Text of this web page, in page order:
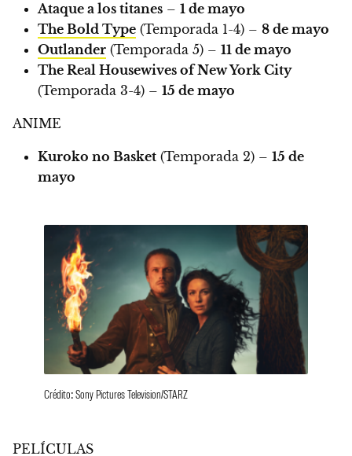
Ataque a los titanes – 1 de mayo
The Bold Type (Temporada 1-4) – 8 de mayo
Outlander (Temporada 5) – 11 de mayo
The Real Housewives of New York City
(Temporada 3-4) – 15 de mayo
ANIME
Kuroko no Basket (Temporada 2) – 15 de
mayo
Crédito: Sony Pictures Television/STARZ
PELÍCULAS